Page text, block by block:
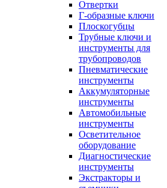
Отвертки
Г-образные ключи
Плоскогубцы
Трубные ключи и
инструменты для
трубопроводов
Пневматические
инструменты
Аккумуляторные
инструменты
Автомобильные
инструменты
Осветительное
оборудование
Диагностические
инструменты
Экстракторы и